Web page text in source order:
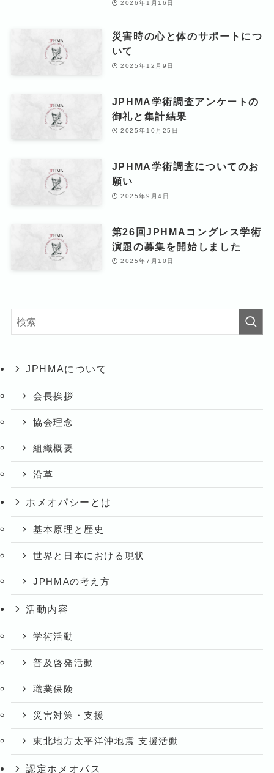
2026年1月16日
災害時の心と体のサポートにつ
いて
2025年12月9日
JPHMA学術調査アンケートの
御礼と集計結果
2025年10月25日
JPHMA学術調査についてのお
願い
2025年9月4日
第26回JPHMAコングレス学術
演題の募集を開始しました
2025年7月10日
JPHMAについて
会長挨拶
協会理念
組織概要
沿革
ホメオパシーとは
基本原理と歴史
世界と日本における現状
JPHMAの考え方
活動内容
学術活動
普及啓発活動
職業保険
災害対策・支援
東北地方太平洋沖地震 支援活動
認定ホメオパス